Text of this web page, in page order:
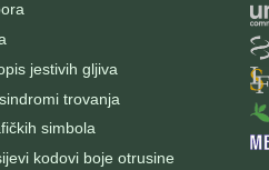
jestivih gljiva
trovanja
simbola
kodovi boje otrusine